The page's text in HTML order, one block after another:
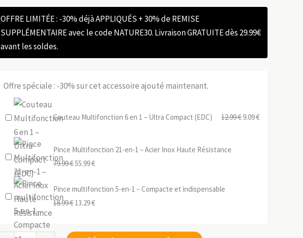
OFFRE LIMITÉE : -30% déjà APPLIQUÉS + 30% de REMISE
SUPPLÉMENTAIRE avec le code NATURE30. Livraison GRATUITE dès 29.99€
avant les soldes.
Offre spéciale : -30% sur cet accessoire ajouté maintenant.
Couteau Multifonction 6 en 1 – Ultra Compact (EDC) 12.99€Le
9.09€Le
Pince Multifonction 21-en-1 – Acier Inox Haute Résistance
79.99€Le
initial
était :
55.99€Le
actuel
est :
Pince multifonction 5-en-1 – Compacte et indispensable
18.99€ Le
initial
13.29€Le
actuel